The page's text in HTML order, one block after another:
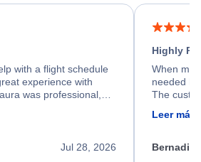
with a flight schedule
experience with
was professional,
throughout the
found a solution and
service.
Jul 28, 2026
Highly
When my
needed
The
calm,
Leer más